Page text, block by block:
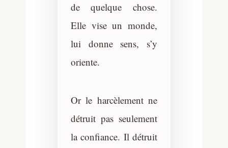
de quelque chose.
Elle vise un monde,
lui donne sens, s’y
oriente.
Or le harcèlement ne
détruit pas seulement
la confiance. Il détruit